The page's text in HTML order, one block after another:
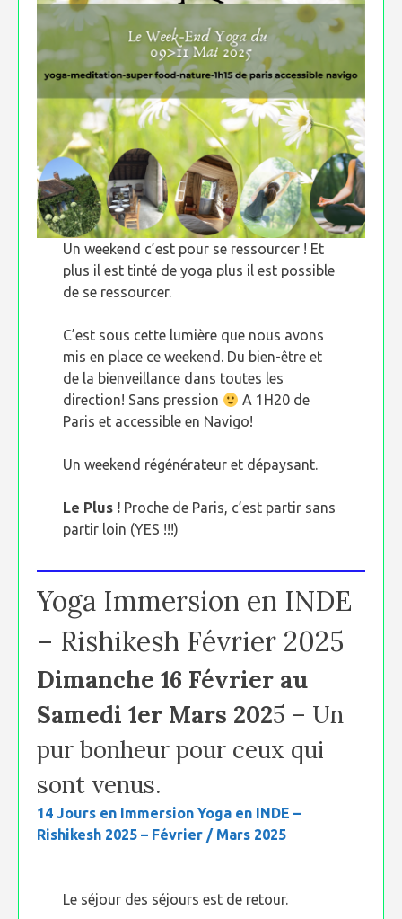
Un weekend c’est pour se ressourcer ! Et
plus il est tinté de yoga plus il est possible
de se ressourcer.
C’est sous cette lumière que nous avons
mis en place ce weekend. Du bien-être et
de la bienveillance dans toutes les
direction! Sans pression
A 1H20 de
Paris et accessible en Navigo!
Un weekend régénérateur et dépaysant.
Le Plus ! Proche de Paris, c’est partir sans
partir loin (YES !!!)
Yoga Immersion en INDE
– Rishikesh Février 2025
Dimanche 16 Février au
Samedi 1er Mars 2025 – Un
pur bonheur pour ceux qui
sont venus.
14 Jours en Immersion Yoga en INDE –
Rishikesh 2025 – Février / Mars 2025
Le séjour des séjours est de retour.